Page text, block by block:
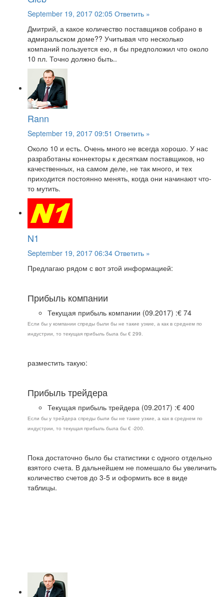
September 19, 2017 02:05 Ответить »
Дмитрий, а какое количество поставщиков собрано в
адмиральском доме?? Учитывая что несколько
компаний пользуется ею, я бы предположил что около
10 пл. Точно должно быть..
Rann
September 19, 2017 09:51 Ответить »
Около 10 и есть. Очень много не всегда хорошо. У нас
разработаны коннекторы к десяткам поставщиков, но
качественных, на самом деле, не так много, и тех
приходится постоянно менять, когда они начинают что-
то мутить.
N1
September 19, 2017 06:34 Ответить »
Предлагаю рядом с вот этой информацией:
Прибыль компании
Текущая прибыль компании (09.2017) :€ 74
Если бы у компании спреды были бы не такие узкие, а как в среднем по
индустрии, то текущая прибыль была бы € 299.
разместить такую:
Прибыль трейдера
Текущая прибыль трейдера (09.2017) :€ 400
Если бы у трейдера спреды были бы не такие узкие, а как в среднем по
индустрии, то текущая прибыль была бы € -200.
Пока достаточно было бы статистики с одного отдельно
взятого счета. В дальнейшем не помешало бы увеличить
количество счетов до 3-5 и оформить все в виде
таблицы.